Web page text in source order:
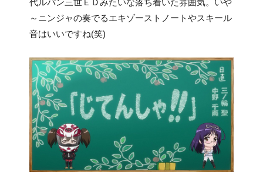
～ニンジャの奏でるエキゾーストノートやスキール
音はいいですね(笑)